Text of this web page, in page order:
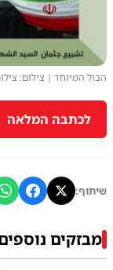
הבול המיוחד | צילום:
לכתבה המלאה
שיתוף:
מבזקים